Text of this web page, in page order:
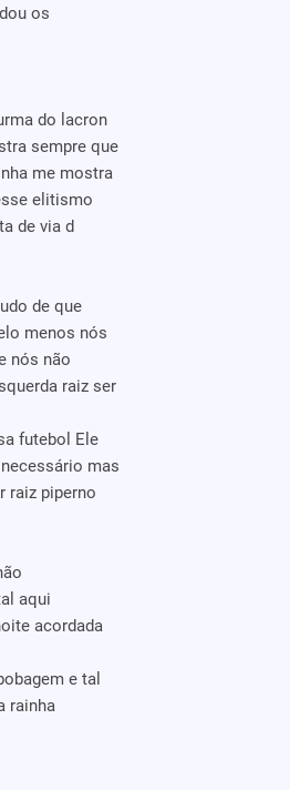
os
do lacron
sempre que
me mostra
elitismo
de via d
de que
menos nós
nós não
raiz ser
futebol Ele
mas
raiz piperno
aqui
acordada
e tal
rainha